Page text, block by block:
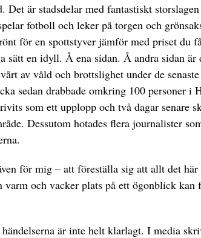
Det är stadsdelar med fantastiskt
fotboll och leker på torgen och
för en spottstyver jämför med priset du
sätt en idyll. Å ena sidan. Å andra sidan är
av våld och brottslighet under de senaste
sedan drabbade omkring 100 personer i
som ett upplopp och två dagar senare
Dessutom hotades flera journalister
för mig – att föreställa sig att allt det här
och vacker plats på ett ögonblick kan
är inte helt klarlagt. I media